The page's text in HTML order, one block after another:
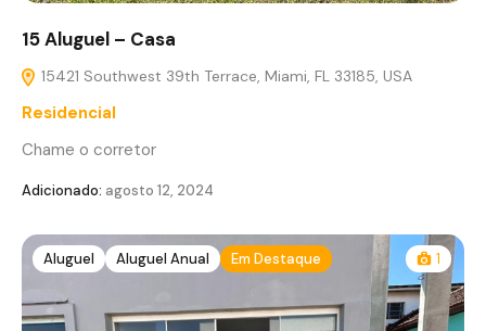
15 Aluguel – Casa
15421 Southwest 39th Terrace, Miami, FL 33185, USA
Residencial
Chame o corretor
Adicionado: agosto 12, 2024
Aluguel Aluguel Anual Em Destaque 1